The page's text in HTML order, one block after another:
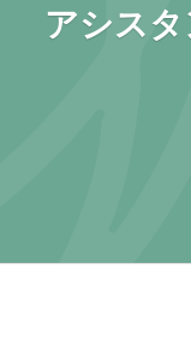
アシス